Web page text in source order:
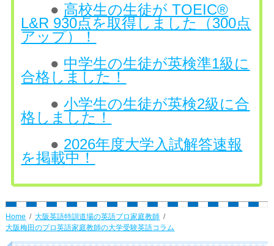
● 高校生の生徒が TOEIC®
L&R 930点を取得しました（300点
アップ）！
● 中学生の生徒が英検準1級に
合格しました！
●小学生の生徒が英検2級に合
格しました！
● 2026年度大学入試解答速報
を掲載中！
Home
大阪英語特訓道場の英語プロ家庭教師
大阪梅田のプロ英語家庭教師の大学受験英語コラム